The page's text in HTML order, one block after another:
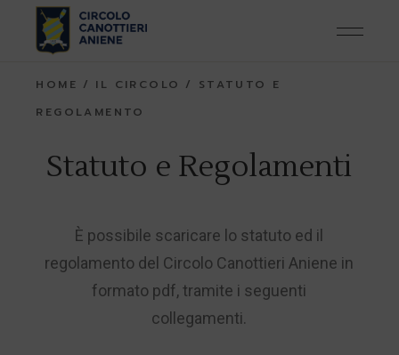
HOME IL CIRCOLO
STATUTO E
REGOLAMENTO
Statuto e Regolamenti
È possibile scaricare lo statuto ed il
regolamento del Circolo Canottieri Aniene in
formato pdf, tramite i seguenti
collegamenti.